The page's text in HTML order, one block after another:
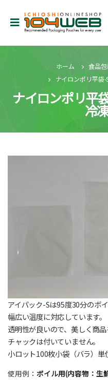
ホーム
食品包
ナイロンポリ平袋-
ナイロンポリ平
冷
アイパック-Sは95度30分のボ
幅広い温度に対応しています。
透明性が良いので、美しく商品
チャックは付いていません。
小ロット100枚小袋（バラ）単
使用例：ボイル用(内容物：生